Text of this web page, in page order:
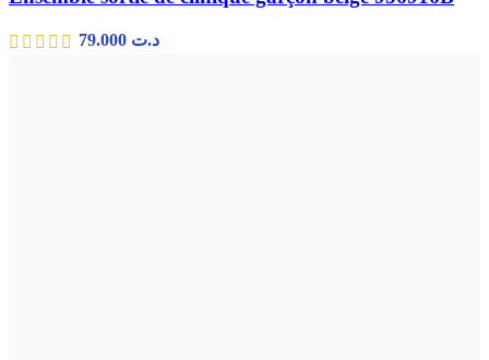
د.ت